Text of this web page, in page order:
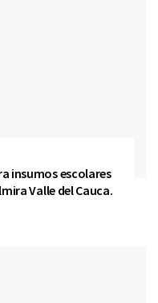
insumos escolares
Valle del Cauca.